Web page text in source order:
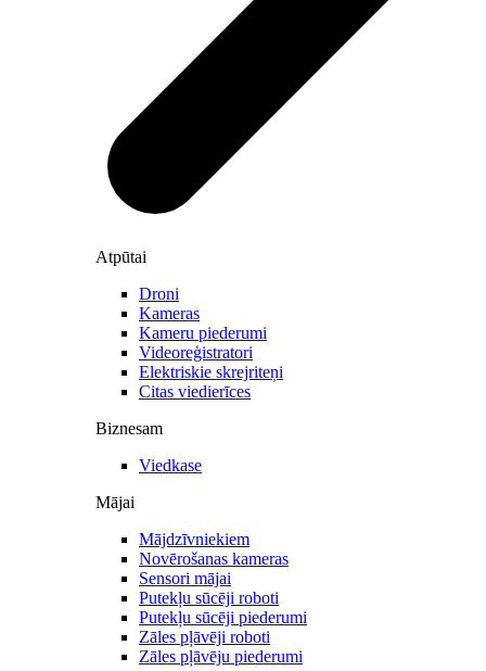
Atpūtai
Droni
Kameras
Kameru piederumi
Videoreģistratori
Elektriskie skrejriteņi
Citas viedierīces
Biznesam
Viedkase
Mājai
Mājdzīvniekiem
Novērošanas kameras
Sensori mājai
Putekļu sūcēji roboti
Putekļu sūcēji piederumi
Zāles pļāvēji roboti
Zāles pļāvēju piederumi